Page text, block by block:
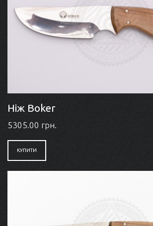
Ніж Boker
5305.00 грн.
КУПИТИ